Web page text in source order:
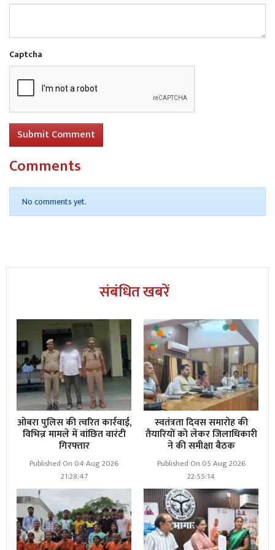
एकता और सम्मान का प्रतीक।
Read More
जयन्ती पर याद किये गये छोटे लोहिया जनेश्वर
मिश्र
Captcha
Submit Comment
Comments
No comments yet.
संबंधित खबरें
ओबरा पुलिस की त्वरित कार्रवाई,
विभिन्न मामले में वांछित वारंटी
गिरफ्तार
Published On 04 Aug 2026
21:28:47
स्वतंत्रता दिवस समारोह की
तैयारियों को लेकर जिलाधिकारी
ने की समीक्षा बैठक
Published On 05 Aug 2026
22:55:14